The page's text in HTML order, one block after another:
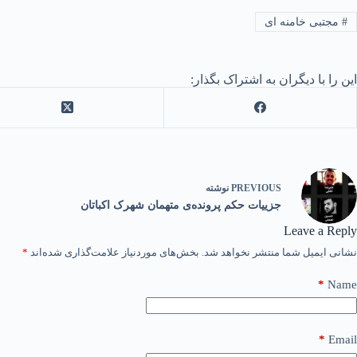
#مجتبی خامنه ای
این را با دیگران به اشتراک بگذار:
PREVIOUS نوشته
جزییات حکم پرونده‌ی متهمان شهرک اکباتان
Leave a Reply
نشانی ایمیل شما منتشر نخواهد شد. بخش‌های موردنیاز علامت‌گذاری شده‌اند *
Name
*
Email
*